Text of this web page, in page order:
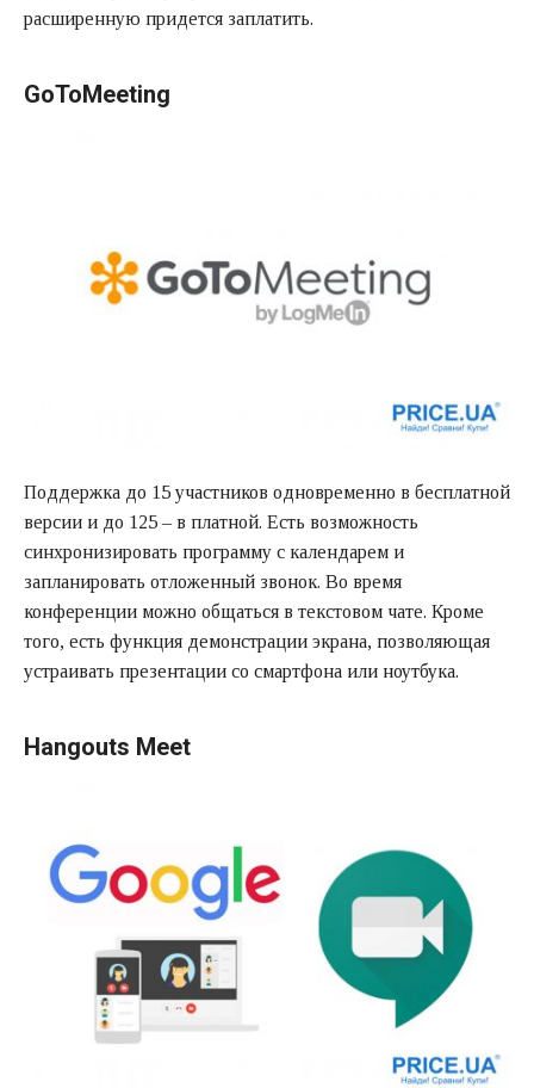
расширенную придется заплатить.
GoToMeeting
Поддержка до 15 участников одновременно в бесплатной
версии и до 125 – в платной. Есть возможность
синхронизировать программу с календарем и
запланировать отложенный звонок. Во время
конференции можно общаться в текстовом чате. Кроме
того, есть функция демонстрации экрана, позволяющая
устраивать презентации со смартфона или ноутбука.
Hangouts Meet